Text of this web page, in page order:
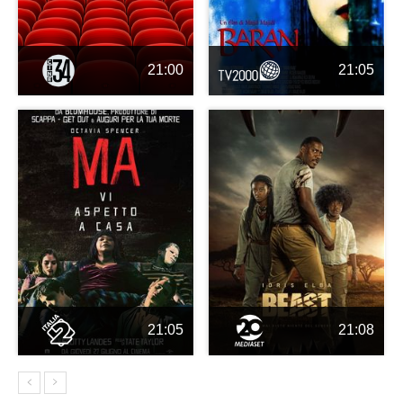
21:00 21:05
21:05 21:08